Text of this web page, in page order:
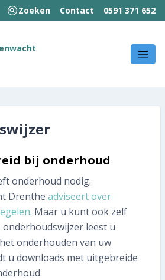
Zoeken Contact 0591 371 652
bij onderhoud
onderhoud nodig.
Drenthe adviseertover
. Maar u kunt ook zelf
onderhoudswijzer leest u
onderhouden van uw
u downloads met uitgebreide
publicaties
652